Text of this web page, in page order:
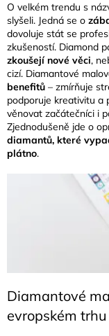
O velkém trendu s
slyšeli. Jedná se o
dovoluje stát se
zkušeností. Diamond
zkoušejí nové věci,
cizí. Diamantové
benefitů – zmírňuje
podporuje kreativitu a
věnovat začátečníci i
Zjednodušeně jde o
diamantů, které
plátno.
Diamantové
evropském trhu